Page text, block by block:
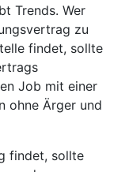
Trends. Wer
zu
findet, sollte
Job mit einer
ohne Ärger und
findet, sollte